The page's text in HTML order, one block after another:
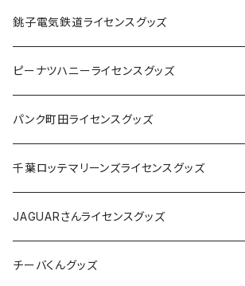
Tシャツ
キャップ
ステッカー
缶バッジ
ホテルキーホルダー
銚子電気鉄道ライセンスグッズ
ステッカー
缶バッジ
アクリルキーホルダー
ホテルキーホルダー
クリアファイル
ピーナツハニーライセンスグッズ
Tシャツ
キャップ
バッグ
ステッカー
パンク町田ライセンスグッズ
Tシャツ
キャップ
バッグ
千葉ロッテマリーンズライセンスグッズ
ステッカー
ステッカー
缶バッジ
JAGUARさんライセンスグッズ
Tシャツ
チーバくんグッズ